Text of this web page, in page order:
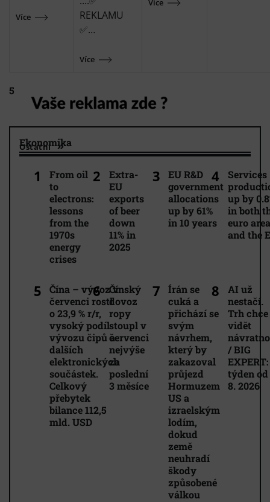
Více
REKLAMU
✅…
Více
Více
5
Ekonomika
Ostatní
From oil
to
electrons:
lessons
from the
1970s
energy
crises
Extra-
EU
exports
of beer
down
11% in
2025
EU R&D
government
allocations
up by 61%
in 10 years
Services
up by
in both
euro area
and the
Čína – vývoz v
červenci rostl
o 23,9 % r/r,
vysoký podíl
vývozu čipů a
dalších
elektronických
součástek.
Celkový
přebytek
bilance 112,5
mld. USD
Čínský
dovoz
ropy
stoupl v
červenci
nejvýše
za
poslední
3 měsíce
Írán se
cuká a
přichází se
svým
návrhem,
který by
zakazoval
průjezd
Hormuzem
US a
izraelským
lodím,
dokud
země
neuhradí
škody
způsobené
válkou
AI už
nestačí.
Trh chce
vidět
/ BIG
EXPERT:
týden od
8. 2026